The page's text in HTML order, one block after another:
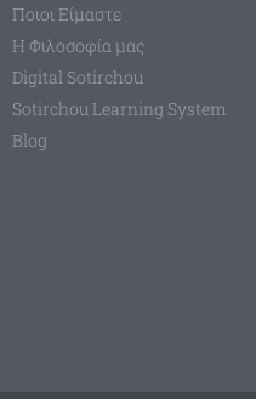
Ποιοι Είμαστε
Η Φιλοσοφία μας
Digital Sotirchou
Sotirchou Learning System
Blog